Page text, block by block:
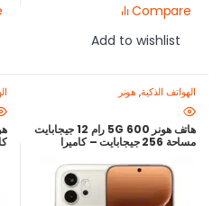
Compare
Add to wishlist
الهواتف الذكية, هونر
هاتف هونر 600 5G رام 12 جيجابايت
مساحة 256 جيجابايت – كاميرا